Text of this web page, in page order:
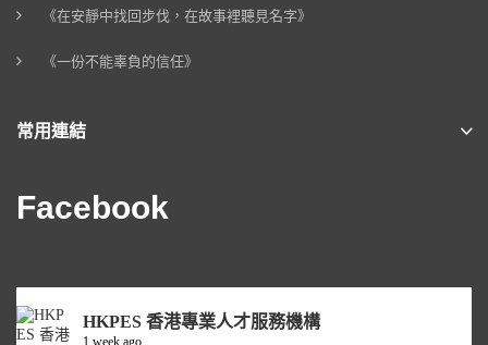
《在安靜中找回步伐，在故事裡聽見名字》
《一份不能辜負的信任》
常用連結
Facebook
HKPES 香港專業人才服務機構
1 week ago